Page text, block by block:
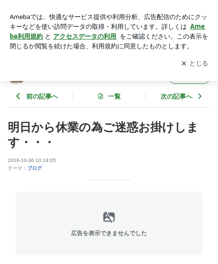
ニアのブログアプリをダウンロードして ブログの更新通知
を受け取りまし
ょう。
開く
前の記事へ 一覧 次の記事へ
明日から休業の為ご迷惑お掛けしま
す・・・
2016-10-30 10:24:05
テーマ： ブログ
広告を表示できませんでした